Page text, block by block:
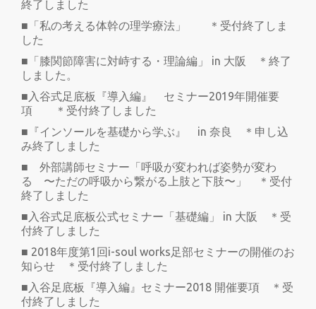
終了しました
■「私の考える体幹の理学療法」 ＊受付終了しま
した
■「膝関節障害に対峙する・理論編」 in 大阪 ＊終了
しました。
■入谷式足底板『導入編』 セミナー2019年開催要
項 ＊受付終了しました
■『インソールを基礎から学ぶ』 in 奈良 ＊申し込
み終了しました
■ 外部講師セミナー「呼吸が変われば姿勢が変わ
る 〜ただの呼吸から繋がる上肢と下肢〜」 ＊受付
終了しました
■入谷式足底板公式セミナー「基礎編」 in 大阪 ＊受
付終了しました
■ 2018年度第1回i-soul works足部セミナーの開催のお
知らせ ＊受付終了しました
■入谷足底板『導入編』セミナー2018 開催要項 ＊受
付終了しました